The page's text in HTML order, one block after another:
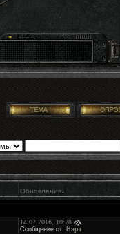
Обновления↓
14.07.2016, 10:28
Сообщение от: Нэрт